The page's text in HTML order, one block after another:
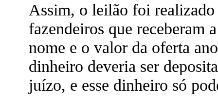
Assim, o leilão foi
fazendeiros que receberam
nome e o valor da oferta
dinheiro deveria ser
juízo, e esse dinheiro só